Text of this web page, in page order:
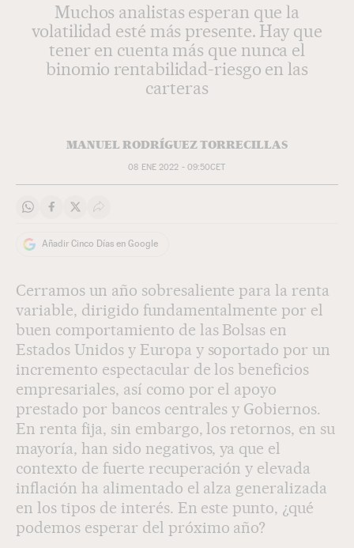
Muchos analistas esperan que la
volatilidad esté más presente. Hay que
tener en cuenta más que nunca el
binomio rentabilidad-riesgo en las
carteras
MANUEL RODRÍGUEZ TORRECILLAS
08 ENE 2022 - 09:50CET
Compartir en Whatsapp
Compartir en Facebook
Compartir en Twitter
Desplegar Redes Sociales
Añadir Cinco Días en Google
Cerramos un año sobresaliente para la renta
variable, dirigido fundamentalmente por el
buen comportamiento de las Bolsas en
Estados Unidos y Europa y soportado por un
incremento espectacular de los beneficios
empresariales, así como por el apoyo
prestado por bancos centrales y Gobiernos.
En renta fija, sin embargo, los retornos, en su
mayoría, han sido negativos, ya que el
contexto de fuerte recuperación y elevada
inflación ha alimentado el alza generalizada
en los tipos de interés. En este punto, ¿qué
podemos esperar del próximo año?